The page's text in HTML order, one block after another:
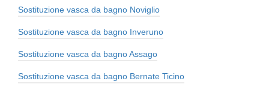
Sostituzione vasca da bagno Noviglio
Sostituzione vasca da bagno Inveruno
Sostituzione vasca da bagno Assago
Sostituzione vasca da bagno Bernate Ticino